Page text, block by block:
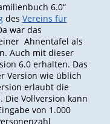
6.0“
des Vereins für
war das
Ahnentafel als
Auch mit dieser
6.0 erhalten. Das
Version wie üblich
erlaubt die
Die Vollversion kann
von 1.000